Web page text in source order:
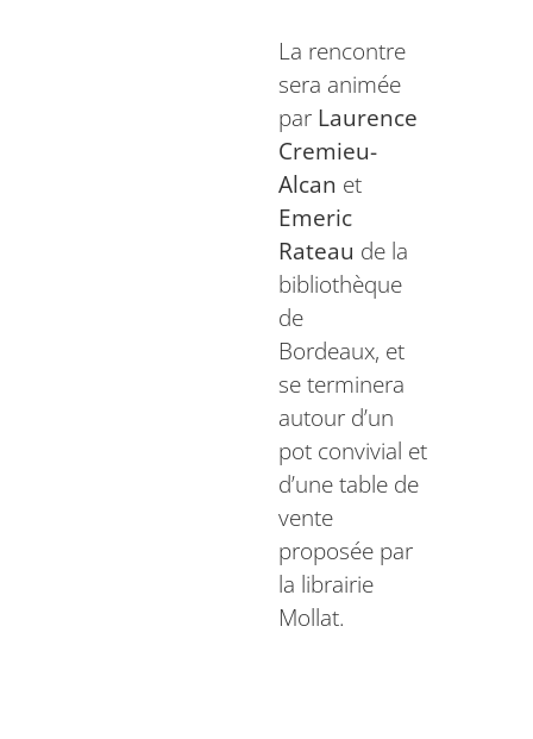
La rencontre
sera animée
par Laurence
Cremieu-
Alcan et
Emeric
Rateau de la
bibliothèque
de
Bordeaux, et
se terminera
autour d’un
pot convivial et
d’une table de
vente
proposée par
la librairie
Mollat.